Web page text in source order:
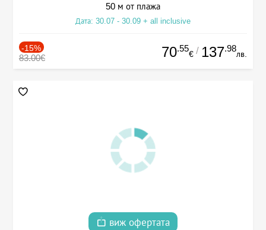
50 м от плажа
Дата: 30.07 - 30.09 + all inclusive
-15%
83.00€ 70.55
€ / 137.98
лв.
виж офертата